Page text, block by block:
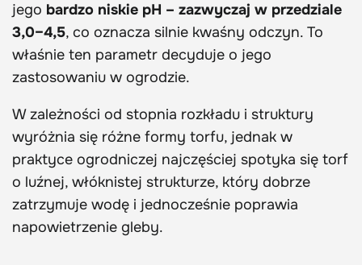
jego bardzo niskie pH – zazwyczaj w przedziale
3,0–4,5, co oznacza silnie kwaśny odczyn. To
właśnie ten parametr decyduje o jego
zastosowaniu w ogrodzie.
W zależności od stopnia rozkładu i struktury
wyróżnia się różne formy torfu, jednak w
praktyce ogrodniczej najczęściej spotyka się torf
o luźnej, włóknistej strukturze, który dobrze
zatrzymuje wodę i jednocześnie poprawia
napowietrzenie gleby.